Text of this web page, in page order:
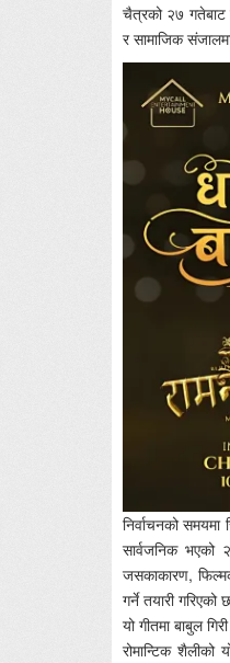
चैत्रको २७ गतेबाट
र सामाजिक
निर्वाचनको
सार्वजनिक
जसकाकारण,
गर्ने तयारी गरिएको
यो गीतमा बाबुल
रोमान्टिक शैलीको